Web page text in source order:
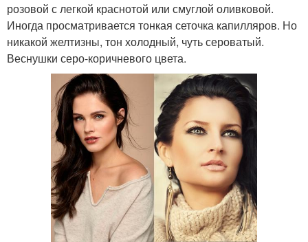
розовой с легкой краснотой или смуглой оливковой.
Иногда просматривается тонкая сеточка капилляров. Но
никакой желтизны, тон холодный, чуть сероватый.
Веснушки серо-коричневого цвета.